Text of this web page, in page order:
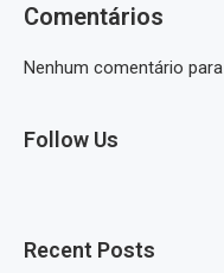
Comentários
Nenhum comentário
Follow Us
Recent Posts